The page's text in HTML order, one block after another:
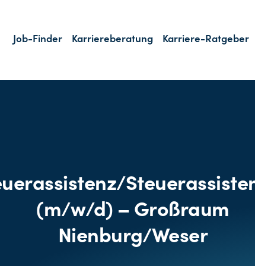
Job-Finder Karriereberatung Karriere-Ratgeber
(m/w/d) – Großraum
Nienburg/Weser